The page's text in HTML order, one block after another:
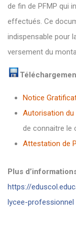
de fin de PFMP qui
effectués. Ce
indispensable pour
versement du
Notice
Autorisation du
de connaitre le
Attestation de
Plus
https://
lycee-professionnel